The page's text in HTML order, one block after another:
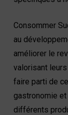
Consommer
au
améliorer le
valorisant
faire parti de
gastronomie
différents